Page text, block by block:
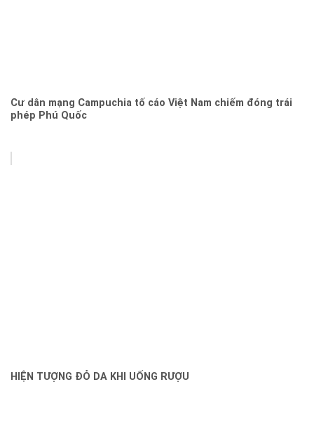
Cư dân mạng Campuchia tố cáo Việt Nam chiếm đóng trái
phép Phú Quốc
HIỆN TƯỢNG ĐỎ DA KHI UỐNG RƯỢU